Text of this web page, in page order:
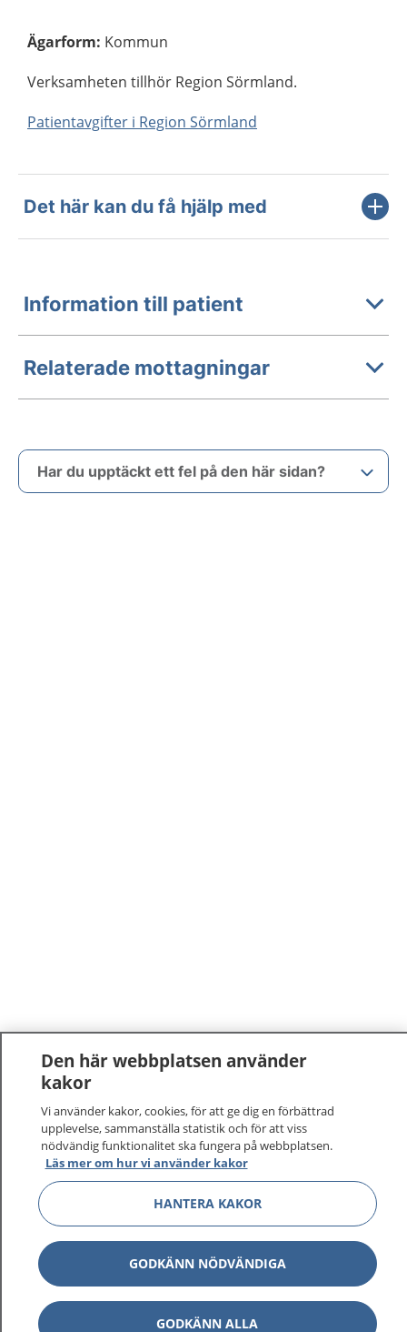
Ägarform: Kommun
Verksamheten tillhör Region Sörmland.
Patientavgifter i Region Sörmland
Det här kan du få hjälp med
Information till patient
Relaterade mottagningar
Har du upptäckt ett fel på den här sidan?
Den här webbplatsen använder
kakor
Vi använder kakor, cookies, för att ge dig en förbättrad
upplevelse, sammanställa statistik och för att viss
nödvändig funktionalitet ska fungera på webbplatsen.
Läs mer om hur vi använder kakor
HANTERA KAKOR
GODKÄNN NÖDVÄNDIGA
GODKÄNN ALLA